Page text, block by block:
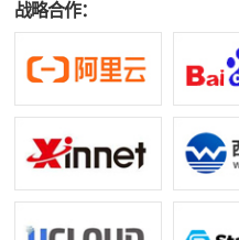
战略合作：